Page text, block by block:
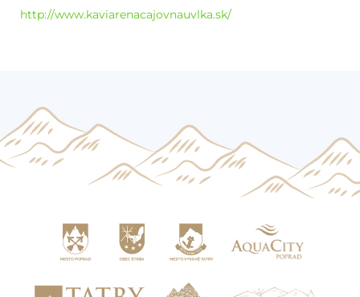
http://www.kaviarenacajovnauvlka.sk/